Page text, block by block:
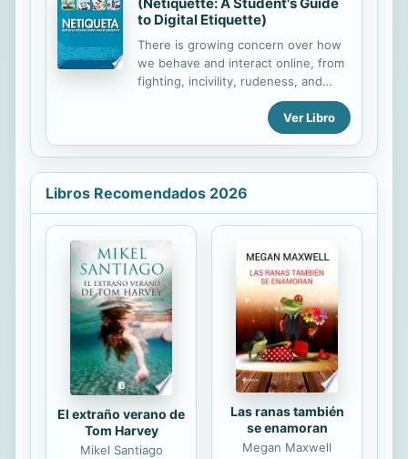
(Netiquette: A Student's Guide
to Digital Etiquette)
There is growing concern over how
we behave and interact online, from
fighting, incivility, rudeness, and
even criminal behaviors like
cyberbullying, to simply adapting old
forms of etiquette to a new
landscape. This book, updated from
an earlier resource, provides
younger readers an introduction to
are both engaged in forming
themselves as "digital natives," and
one they also often require guidance
in. It informs readers about the polite
and productive use of social media
networks and mobile platforms and
discusses pressing issues of
etiquette within...
Ver Libro
Libros Recomendados 2026
El extraño verano de
Tom Harvey
Mikel Santiago
Las ranas también
se enamoran
Megan Maxwell